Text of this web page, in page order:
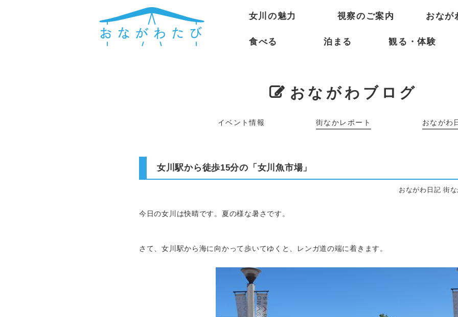
女川の魅力 視察のご案内 おなが
食べる 泊まる 観る・体験
おながわブログ
イベント情報 街なかレポート おながわ
女川駅から徒歩15分の「女川魚市場」
おながわ日記 街
今日の女川は快晴です。夏の様な暑さです。
さて、女川駅から海に向かって歩いてゆくと、レンガ道の端に着きます。